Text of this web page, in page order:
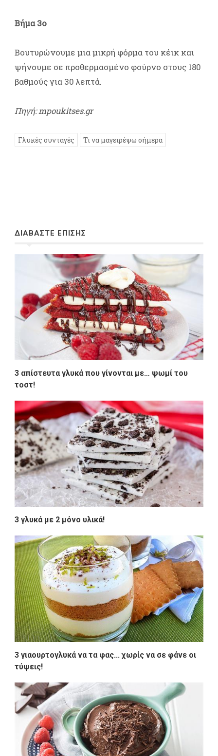
Βήμα 3ο
Βουτυρώνουμε μια μικρή φόρμα του κέικ και
ψήνουμε σε προθερμασμένο φούρνο στους 180
βαθμούς για 30 λεπτά.
Πηγή: mpoukitses.gr
Γλυκές συνταγές Τι να μαγειρέψω σήμερα
ΔΙΑΒΑΣΤΕ ΕΠΙΣΗΣ
3 απίστευτα γλυκά που γίνονται με… ψωμί του
τοστ!
3 γλυκά με 2 μόνο υλικά!
3 γιαουρτογλυκά να τα φας... χωρίς να σε φάνε οι
τύψεις!